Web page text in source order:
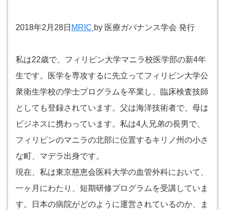
2018年2月28日 MRIC by 医療ガバナンス学会 発行
私は22歳で、フィリピン大学マニラ校医学部の新4年
生です。医学を専攻するに先立ってフィリピン大学公
衆衛生学校の学士プログラムを卒業し、臨床検査技師
としても登録されています。父は海洋技術者で、母は
ビジネスに携わっています。私は4人兄弟の長男で、
フィリピンのマニラの北部に位置するキリノ州の小さ
な町、マデラ出身です。
現在、私は東京慈恵会医科大学の血管外科において、
一ヶ月にわたり、短期研修プログラムを受講していま
す。日本の病院がどのように運営されているのか、ま